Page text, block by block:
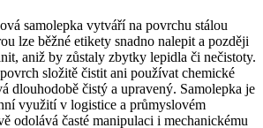
samolepka vytváří na povrchu stálou
lze běžné etikety snadno nalepit a později
aniž by zůstaly zbytky lepidla či nečistoty.
složitě čistit ani používat chemické
dlouhodobě čistý a upravený. Samolepka je
využití v logistice a průmyslovém
odolává časté manipulaci i mechanickému